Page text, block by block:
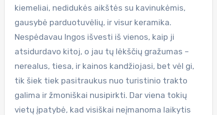
kiemeliai, nedidukės aikštės su kavinukėmis,
gausybė parduotuvėlių, ir visur keramika.
Nespėdavau Ingos išvesti iš vienos, kaip ji
atsidurdavo kitoj, o jau tų lėkščių gražumas –
nerealus, tiesa, ir kainos kandžiojasi, bet vėl gi,
tik šiek tiek pasitraukus nuo turistinio trakto
galima ir žmoniškai nusipirkti. Dar viena tokių
vietų įpatybė, kad visiškai neįmanoma laikytis